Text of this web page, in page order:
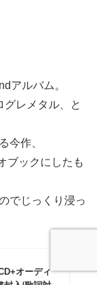
アルバム。
グレメタル、と
今作、
ブックにしたも
でじっくり浸っ
オーディ